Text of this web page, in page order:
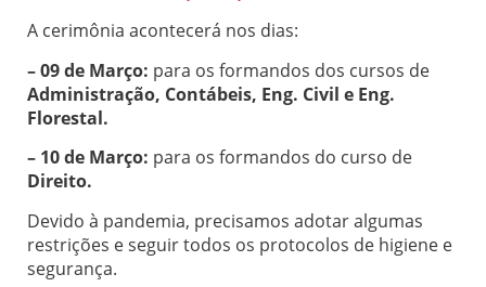
A cerimônia acontecerá nos dias:
– 09 de Março: para os formandos dos cursos de
Administração, Contábeis, Eng. Civil e Eng.
Florestal.
– 10 de Março: para os formandos do curso de
Direito.
Devido à pandemia, precisamos adotar algumas
restrições e seguir todos os protocolos de higiene e
segurança.